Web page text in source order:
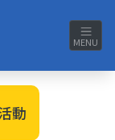
MENU
動